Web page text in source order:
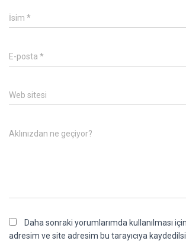
İsim *
E-posta *
Web sitesi
Aklınızdan ne geçiyor?
Daha sonraki yorumlarımda kullanılması
adresim ve site adresim bu tarayıcıya